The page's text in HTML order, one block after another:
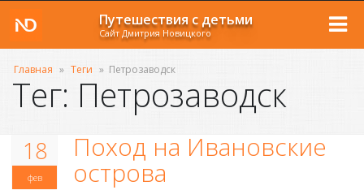
Путешествия с детьми
Сайт Дмитрия Новицкого
Главная » Теги » Петрозаводск
Тег: Петрозаводск
18
фев
Поход на Ивановские
острова